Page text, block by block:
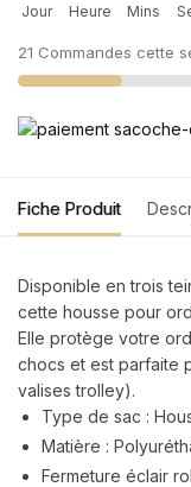
Jour Heure Mins
21 Commandes cette
Fiche Produit
Disponible en trois
cette housse pour
Elle protège votre
chocs et est parfaite
valises trolley).
Type de sac :
Matière :
Fermeture éclair